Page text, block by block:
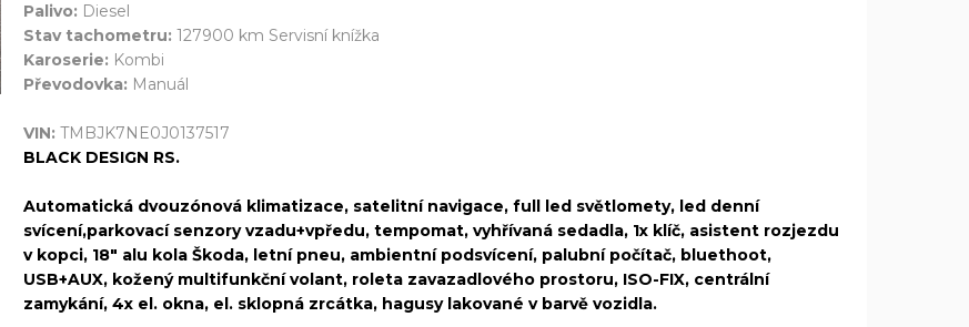
Palivo: Diesel
Stav tachometru: 127900 km Servisní knížka
Karoserie: Kombi
Převodovka: Manuál
VIN: TMBJK7NE0J0137517
BLACK DESIGN RS.
Automatická dvouzónová klimatizace, satelitní navigace, full led světlomety, led denní
svícení,parkovací senzory vzadu+vpředu, tempomat, vyhřívaná sedadla, 1x klíč, asistent rozjezdu
v kopci, 18" alu kola Škoda, letní pneu, ambientní podsvícení, palubní počítač, bluethoot,
USB+AUX, kožený multifunkční volant, roleta zavazadlového prostoru, ISO-FIX, centrální
zamykání, 4x el. okna, el. sklopná zrcátka, hagusy lakované v barvě vozidla.